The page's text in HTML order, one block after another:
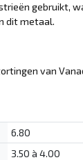
gebruikt,
dit metaal.
van
6.80
3.50 à 4.00